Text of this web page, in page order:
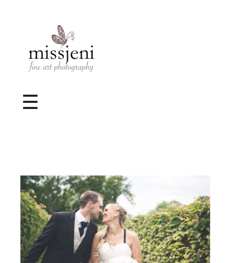
Bröllopsfotograf, Videograf, Porträttfotograf, Fotograf MissJeni, Sundsvall, Stockholm, Sverige
Bröllopsfotograf & Videograf baserad i Sundsvall, men gör uppdrag i hela landet.